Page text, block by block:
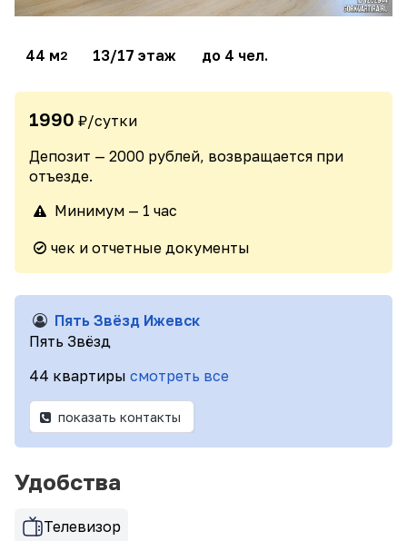
44 м2 13/17 этаж до 4 чел.
1990 ₽/сутки
Депозит — 2000 рублей, возвращается при
отъезде.
Минимум — 1 час
чек и отчетные документы
Пять Звёзд Ижевск
Пять Звёзд
44 квартиры смотреть все
показать контакты
Удобства
Телевизор